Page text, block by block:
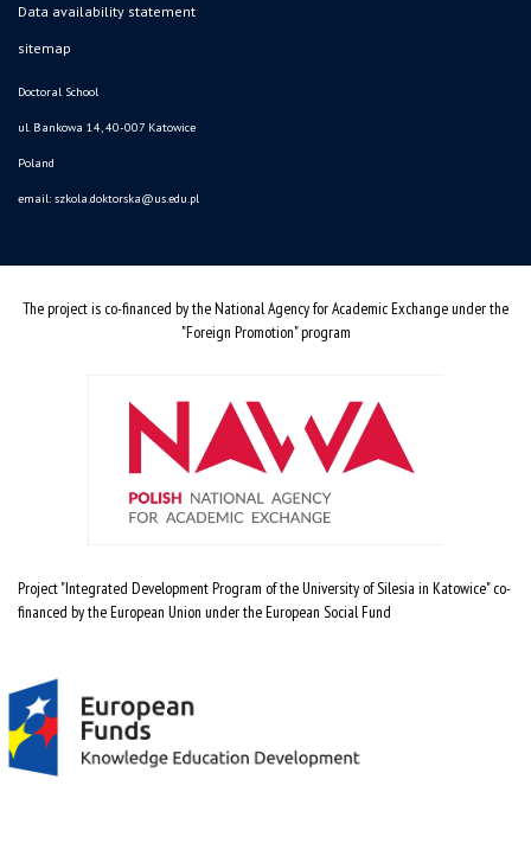
Data availability statement
sitemap
Doctoral School
ul. Bankowa 14, 40-007 Katowice
Poland
email: szkola.doktorska@us.edu.pl
The project is co-financed by the National Agency for Academic Exchange under the
"Foreign Promotion" program
Project "Integrated Development Program of the University of Silesia in Katowice" co-
financed by the European Union under the European Social Fund